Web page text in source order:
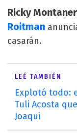
Ricky Montaner
Roitman
casarán.
LEÉ TAMBIÉN
Explotó todo:
Tuli Acosta
Joaqui